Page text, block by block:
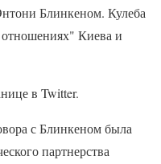
Блинкеном. Кулеба
отношениях" Киева и
в Twitter.
с Блинкеном была
партнерства